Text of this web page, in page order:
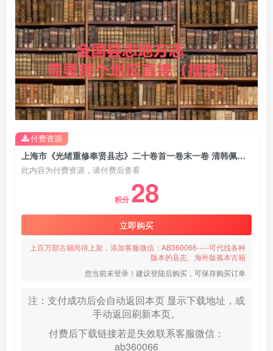
上海市《光绪重修奉贤县志》二十卷首一卷末一卷 清韩佩金修 张文虎纂PDF电子版地方志下载
此内容为付费资源，请付费后查看
积分 28
立即购买
上百万部古籍尚待上架，添加客服微信：AB360066-----可代找各种
版本的县志、海外版孤本古籍
您当前未登录！建议登陆后购买，可保存购买订单
注：支付成功后会自动返回本页 显示下载地址，或
手动返回刷新本页。
付费后下载链接若是失效联系客服微信：
ab360066
付费资源